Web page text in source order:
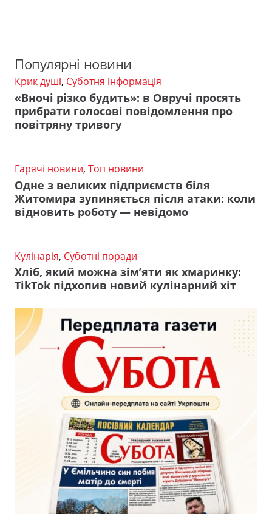
Популярні новини
Крик душі, Суботня інформація
«Вночі різко будить»: в Овручі просять
прибрати голосові повідомлення про
повітряну тривогу
Гарячі новини, Топ новини
Одне з великих підприємств біля
Житомира зупиняється після атаки: коли
відновить роботу — невідомо
Кулінарія, Суботні поради
Хліб, який можна зім’яти як хмаринку:
TikTok підхопив новий кулінарний хіт